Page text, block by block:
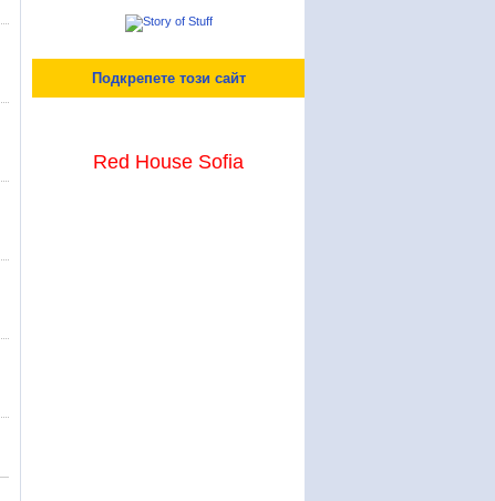
Подкрепете този сайт
Red House Sofia